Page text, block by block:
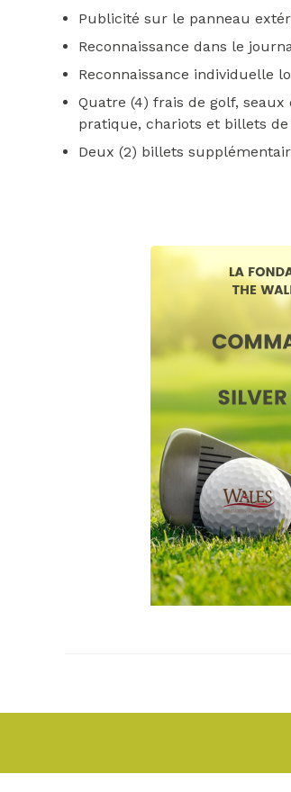
Publicité sur le panneau
Reconnaissance dans le
Reconnaissance individuelle
Quatre (4) frais de golf,
pratique, chariots et billets
Deux (2) billets